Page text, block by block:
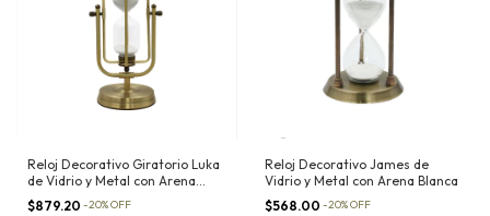
Reloj Decorativo Giratorio Luka
de Vidrio y Metal con Arena
Blanca
$879.20 -20%OFF
Reloj Decorativo James de
Vidrio y Metal con Arena Blanca
$568.00 -20%OFF